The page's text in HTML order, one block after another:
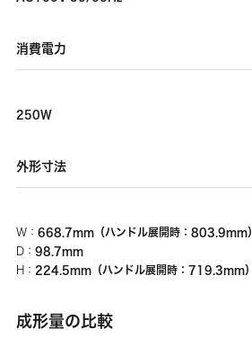
消費電力
250W
外形寸法
W： 668.7mm（ハンドル展開時：803.9mm）
D： 98.7mm
H： 224.5mm（ハンドル展開時：719.3mm）
成形量の比較